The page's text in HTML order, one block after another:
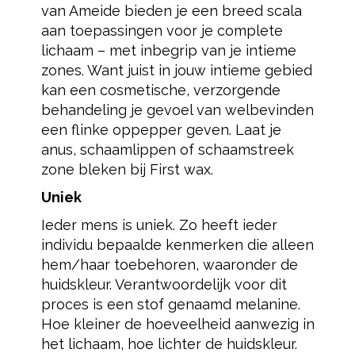
van Ameide bieden je een breed scala
aan toepassingen voor je complete
lichaam – met inbegrip van je intieme
zones. Want juist in jouw intieme gebied
kan een cosmetische, verzorgende
behandeling je gevoel van welbevinden
een flinke oppepper geven. Laat je
anus, schaamlippen of schaamstreek
zone bleken bij First wax.
Uniek
Ieder mens is uniek. Zo heeft ieder
individu bepaalde kenmerken die alleen
hem/haar toebehoren, waaronder de
huidskleur. Verantwoordelijk voor dit
proces is een stof genaamd melanine.
Hoe kleiner de hoeveelheid aanwezig in
het lichaam, hoe lichter de huidskleur.